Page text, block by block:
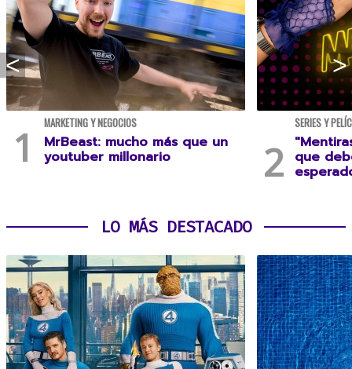
MARKETING Y NEGOCIOS
MrBeast: mucho más que un
youtuber millonario
SERIES Y
que
LO MÁS DESTACADO